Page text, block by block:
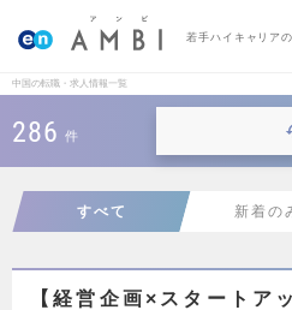
若手ハイキャリア
中国の転職・求人情報一覧
286 件
すべて 新着の
【経営企画×スタート